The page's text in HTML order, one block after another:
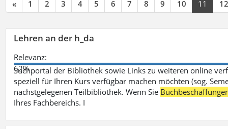
« 1 2 3 4 5 6 7 8 9 10 11 12
Lehren an der h_da
Relevanz:
62%
Suchportal der Bibliothek sowie Links zu weiteren online
speziell für Ihren Kurs verfügbar machen möchten (sog.
nächstgelegenen Teilbibliothek. Wenn Sie
Ihres Fachbereichs. I